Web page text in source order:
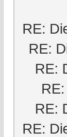
RE:
RE:
RE:
RE:
RE: